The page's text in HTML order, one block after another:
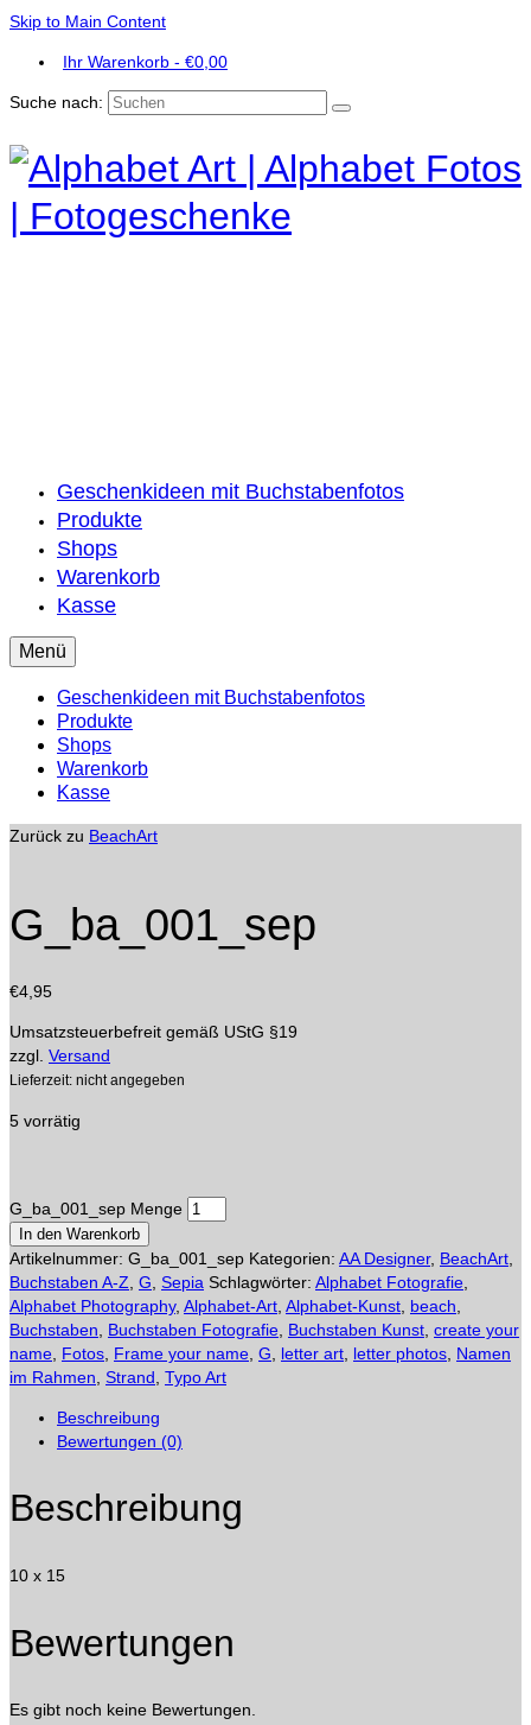
Skip to Main Content
Ihr Warenkorb - €0,00
Suche nach:
Geschenkideen mit Buchstabenfotos
Produkte
Shops
Warenkorb
Kasse
Menü
Geschenkideen mit Buchstabenfotos
Produkte
Shops
Warenkorb
Kasse
Zurück zu BeachArt
G_ba_001_sep
€4,95
Umsatzsteuerbefreit gemäß UStG §19
zzgl. Versand
Lieferzeit: nicht angegeben
5 vorrätig
G_ba_001_sep Menge
In den Warenkorb
Artikelnummer: G_ba_001_sep Kategorien: AA Designer, BeachArt
Buchstaben A-Z G Sepia Schlagwörter: Alphabet Fotografie
Alphabet Photography, Alphabet-Art Alphabet-Kunst beach
Buchstaben
Buchstaben Fotografie Buchstaben Kunst create your
name Fotos Frame your name G letter art letter photos Namen
im Rahmen Strand Typo Art
Beschreibung
Bewertungen (0)
Beschreibung
10 x 15
Bewertungen
Es gibt noch keine Bewertungen.